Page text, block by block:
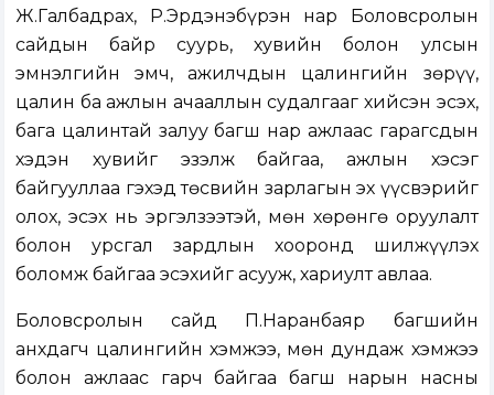
Ж.Галбадрах, Р.Эрдэнэбүрэн нар Боловсролын
сайдын байр суурь, хувийн болон улсын
эмнэлгийн эмч, ажилчдын цалингийн зөрүү,
цалин ба ажлын ачааллын судалгааг хийсэн эсэх,
бага цалинтай залуу багш нар ажлаас гарагсдын
хэдэн хувийг эзэлж байгаа, ажлын хэсэг
байгууллаа гэхэд төсвийн зарлагын эх үүсвэрийг
олох, эсэх нь эргэлзээтэй, мөн хөрөнгө оруулалт
болон урсгал зардлын хооронд шилжүүлэх
боломж байгаа эсэхийг асууж, хариулт авлаа.
Боловсролын сайд П.Наранбаяр багшийн
анхдагч цалингийн хэмжээ, мөн дундаж хэмжээ
болон ажлаас гарч байгаа багш нарын насны